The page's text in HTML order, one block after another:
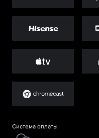
Система оплаты